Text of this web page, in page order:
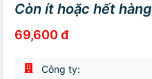
Còn ít hoặc hết hàng
69,600 đ
Công ty: